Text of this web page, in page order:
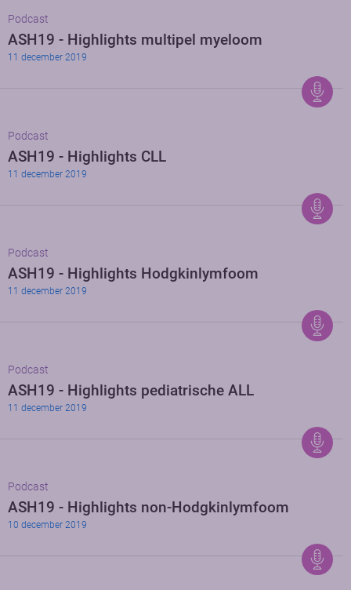
Podcast
ASH19 - Highlights multipel myeloom
11 december 2019
Podcast
ASH19 - Highlights CLL
11 december 2019
Podcast
ASH19 - Highlights Hodgkinlymfoom
11 december 2019
Podcast
ASH19 - Highlights pediatrische ALL
11 december 2019
Podcast
ASH19 - Highlights non-Hodgkinlymfoom
10 december 2019